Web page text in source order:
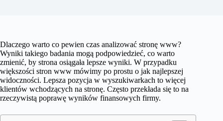
Dlaczego warto co pewien czas analizować stronę www?
Wyniki takiego badania mogą podpowiedzieć, co warto
zmienić, by strona osiągała lepsze wyniki. W przypadku
większości stron www mówimy po prostu o jak najlepszej
widoczności. Lepsza pozycja w wyszukiwarkach to więcej
klientów wchodzących na stronę. Często przekłada się to na
rzeczywistą poprawę wyników finansowych firmy.